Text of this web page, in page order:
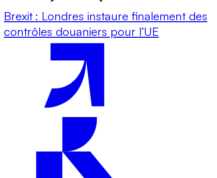
Brexit : Londres instaure finalement des
contrôles douaniers pour l’UE